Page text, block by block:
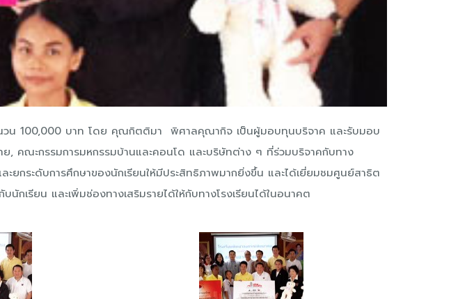
วน 100,000 บาท โดย คุณกิตติมา พิศาลคุณากิจ เป็นผู้มอบทุนบริจาค และรับมอบ
ณะกรรมการมหกรรมบ้านและคอนโด และบริษัทต่าง ๆ ที่ร่วมบริจาคกับทาง
กระดับการศึกษาของนักเรียนให้มีประสิทธิภาพมากยิ่งขึ้น และได้เยี่ยมชมศูนย์สาธิต
กเรียน และเพิ่มช่องทางเสริมรายได้ให้กับทางโรงเรียนได้ในอนาคต